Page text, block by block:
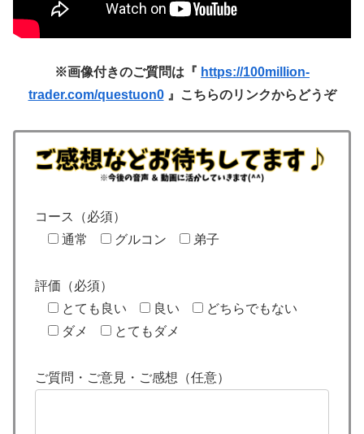
※画像付きのご質問は『 https://100million-
trader.com/questuon0』こちらのリンクからどうぞ
コース（必須）
通常
グルコン 弟子
評価（必須）
とても良い
良い
どちらでもない
ダメ
とてもダメ
ご質問・ご意見・ご感想（任意）